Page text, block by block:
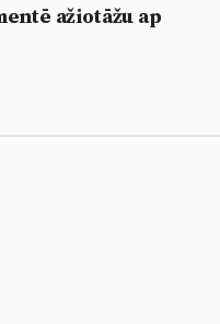
ažiotāžu ap